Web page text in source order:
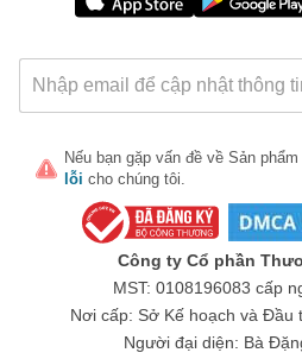
Nếu bạn gặp vấn đề về Sản phẩm
lỗi cho chúng tôi.
Công ty Cổ phần
MST: 0108196083 cấp
Nơi cấp: Sở Kế hoạch và Đầu
Người đại diện: Bà